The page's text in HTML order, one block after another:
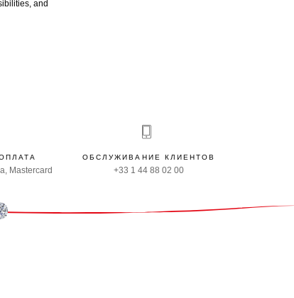
and
Mastercard
ОБСЛУЖИВАНИЕ КЛИЕНТОВ
+33 1 44 88 02 00